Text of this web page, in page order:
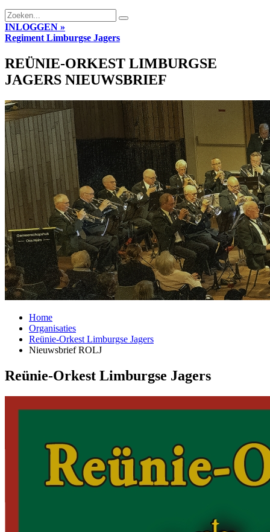
INLOGGEN »
Regiment Limburgse Jagers
REÜNIE-ORKEST LIMBURGSE
JAGERS NIEUWSBRIEF
Home
Organisaties
Reünie-Orkest Limburgse Jagers
Nieuwsbrief ROLJ
Reünie-Orkest Limburgse Jagers